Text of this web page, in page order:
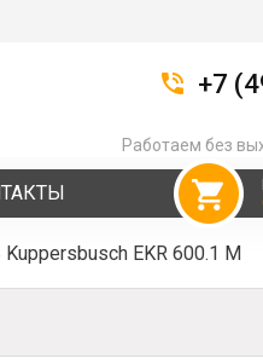
+7
Работаем без
EKR 600.1 M